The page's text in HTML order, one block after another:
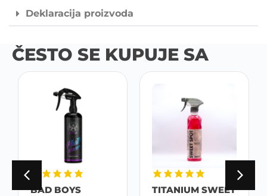
Deklaracija proizvoda
ČESTO SE KUPUJE SA
BAD BOYS
TITANIUM SWEET